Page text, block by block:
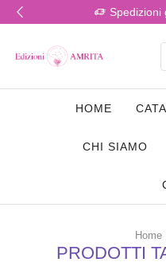
Spedizioni
HOME
CHI SIAMO
Home
PRODOTTI